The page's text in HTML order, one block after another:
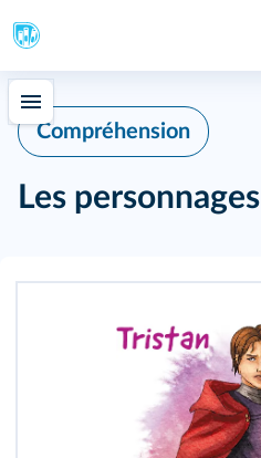
Compréhension
Les personnages